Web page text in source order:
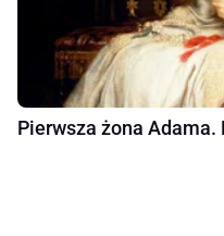
Pierwsza żona Adama.